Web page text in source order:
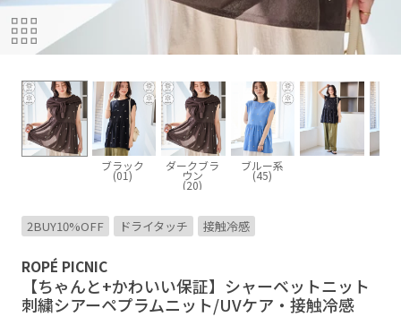
ブラック
(01)
ダークブラ
ウン
(20)
ブルー系
(45)
2BUY10%OFF ドライタッチ 接触冷感
ROPÉ PICNIC
【ちゃんと+かわいい保証】シャーベットニット
刺繍シアーペプラムニット/UVケア・接触冷感